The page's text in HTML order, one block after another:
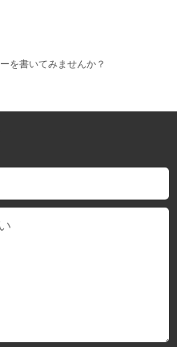
を書いてみませんか？